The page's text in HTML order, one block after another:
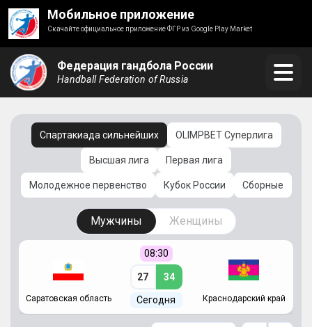
Мобильное приложение
Скачайте официальное приложение ФГР из Google Play Market
Федерация гандбола России
Handball Federation of Russia
Спартакиада сильнейших OLIMPBET Суперлига
Высшая лига Первая лига
Молодежное первенство Кубок России Сборные
Мужчины Женщины
Саратовская область
08:30
27 34
Сегодня Краснодарский край